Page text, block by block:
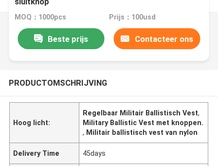
MOQ：1000pcs Prijs：100usd
Beste prijs Contacteer ons
PRODUCTOMSCHRIJVING
Hoog licht:
Regelbaar Militair Ballistisch Vest,
Military Ballistic Vest met knoppen.
, Militair ballistisch vest van nylon
Delivery Time 45days